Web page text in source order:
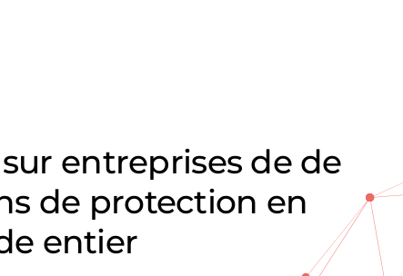
entreprises de de
de protection en
entier